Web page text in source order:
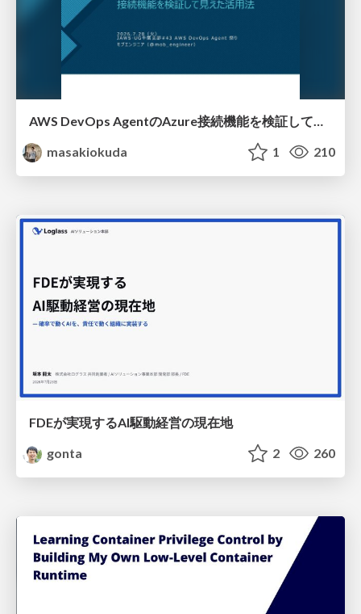
AWS DevOps AgentのAzure接続機能を検証して見えた活用法／Use Cases Verified for the AWS DevOps Agent's Azure Connectivity Feature
masakiokuda
1 210
FDEが実現するAI駆動経営の現在地
gonta
2 260